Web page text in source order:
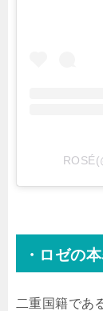
・ロゼの
二重国籍であ